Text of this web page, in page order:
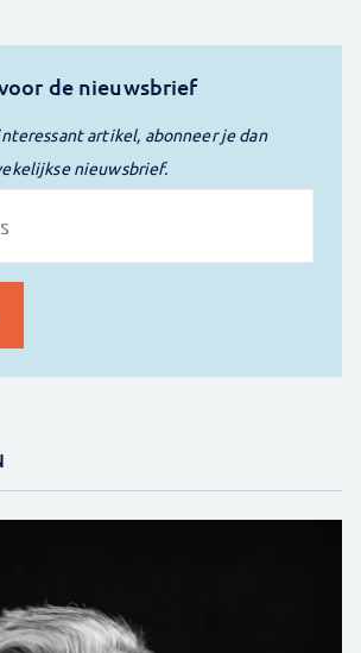
de nieuwsbrief
artikel, abonneer je dan
nieuwsbrief.